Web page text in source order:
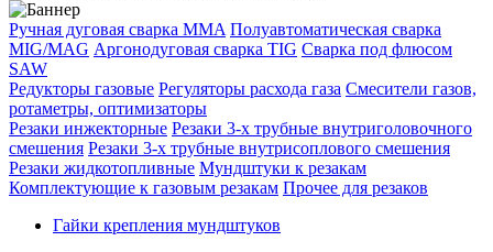
Ручная дуговая сварка MMA Полуавтоматическая сварка
MIG/MAG Аргонодуговая сварка TIG Сварка под флюсом
SAW
Редукторы газовые Регуляторы расхода газа Смесители газов,
ротаметры, оптимизаторы
Резаки инжекторные Резаки 3-х трубные внутриголовочного
смешения Резаки 3-х трубные внутрисоплового смешения
Резаки жидкотопливные Мундштуки к резакам
Комплектующие к газовым резакам Прочее для резаков
Гайки крепления мундштуков